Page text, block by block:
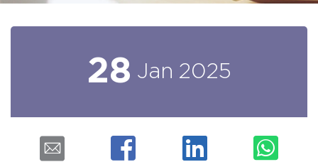
28 Jan 2025